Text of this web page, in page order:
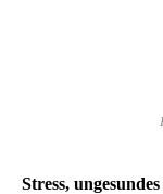
Stress,